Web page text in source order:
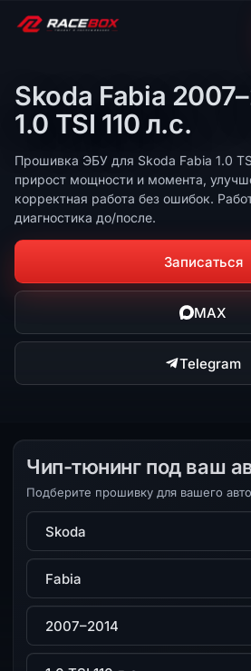
Skoda Fabia
1.0 TSI 110 л.с.
Прошивка ЭБУ для Skoda Fabia 1.0
прирост мощности и момента,
корректная работа без ошибок.
диагностика до/после.
Записаться
MAX
Telegram
Чип-тюнинг под ваш
Подберите прошивку для вашего
Марка
Модель
Поколение
Двигатель